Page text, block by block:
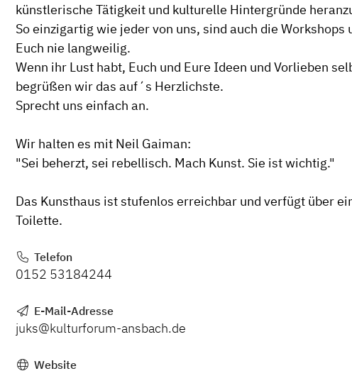
künstlerische Tätigkeit und kulturelle Hintergründe
So einzigartig wie jeder von uns, sind auch die Workshops
Euch nie langweilig.
Wenn ihr Lust habt, Euch und Eure Ideen und Vorlieben
begrüßen wir das auf´s Herzlichste.
Sprecht uns einfach an.
Wir halten es mit Neil Gaiman:
"Sei beherzt, sei rebellisch. Mach Kunst. Sie ist wichtig."
Das Kunsthaus ist stufenlos erreichbar und verfügt über
Toilette.
Telefon
0152 53184244
E-Mail-Adresse
juks@kulturforum-ansbach.de
Website